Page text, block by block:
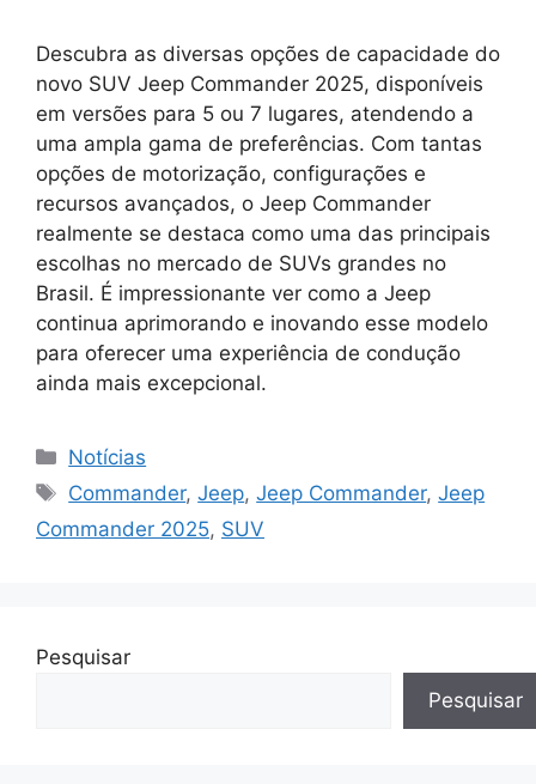
Descubra as diversas opções de capacidade do
novo SUV Jeep Commander 2025, disponíveis
em versões para 5 ou 7 lugares, atendendo a
uma ampla gama de preferências. Com tantas
opções de motorização, configurações e
recursos avançados, o Jeep Commander
realmente se destaca como uma das principais
escolhas no mercado de SUVs grandes no
Brasil. É impressionante ver como a Jeep
continua aprimorando e inovando esse modelo
para oferecer uma experiência de condução
ainda mais excepcional.
Categorias
Notícias
Tags
Commander,Jeep,Jeep Commander,Jeep
Commander 2025, SUV
Pesquisar
Pesquisar